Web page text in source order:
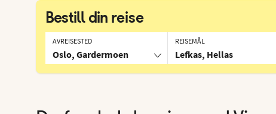
Bestill din reise
AVREISESTED
Oslo, Gardermoen
REISEMÅL
Lefkas, Hellas